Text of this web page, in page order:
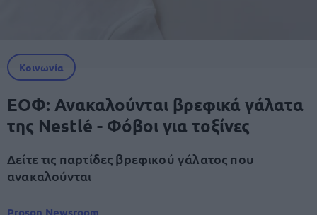
Κοινωνία
ΕΟΦ: Ανακαλούνται βρεφικά γάλατα
της Nestlé - Φόβοι για τοξίνες
Δείτε τις παρτίδες βρεφικού γάλατος που
ανακαλούνται
Proson Newsroom